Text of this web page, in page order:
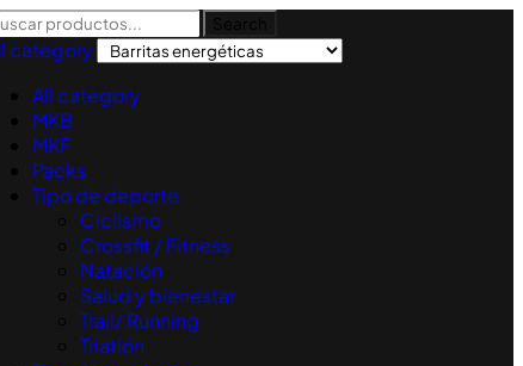
category
All category
MKB
MKF
Packs
Tipo de deporte
Ciclismo
Crossfit / Fitness
Natación
Salud y bienestar
Trail/ Running
Triatlón